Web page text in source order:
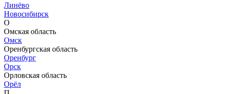
Линёво
Новосибирск
О
Омская область
Омск
Оренбургская область
Оренбург
Орск
Орловская область
Орёл